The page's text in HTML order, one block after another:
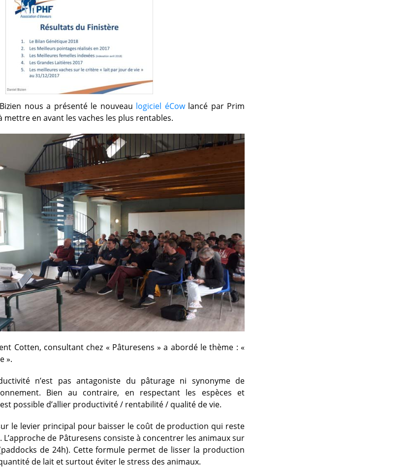
nous a présenté le nouveau logiciel éCowlancé par Prim
mettre en avant les vaches les plus rentables.
Cotten, consultant chez « Pâturesens » a abordé le thème : «
».
n’est pas antagoniste du pâturage ni synonyme de
Bien au contraire, en respectant les espèces et
possible d’allier productivité / rentabilité / qualité de vie.
le levier principal pour baisser le coût de production qui reste
L’approche de Pâturesens consiste à concentrer les animaux sur
de 24h). Cette formule permet de lisser la production
de lait et surtout éviter le stress des animaux.